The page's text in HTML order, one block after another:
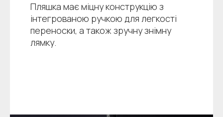
Пляшка має міцну конструкцію з
інтегрованою ручкою для легкості
переноски, а також зручну знімну
лямку.